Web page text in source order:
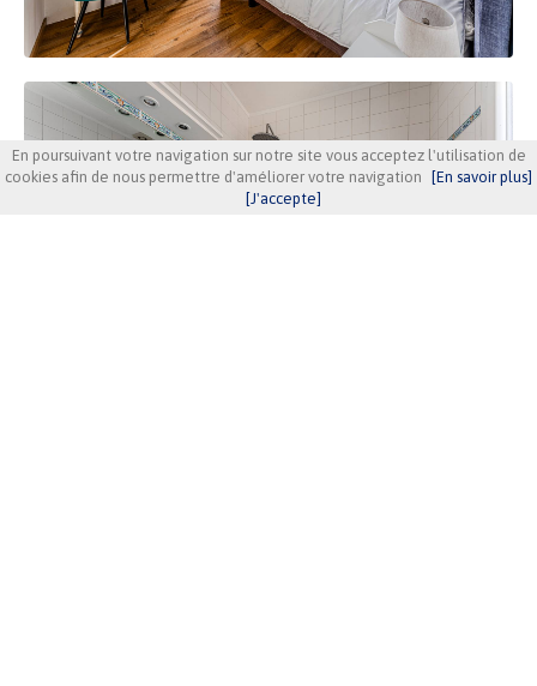
En poursuivant votre navigation sur notre site vous acceptez l'utilisation de
cookies afin de nous permettre d'améliorer votre navigation
[En savoir plus]
[J'accepte]